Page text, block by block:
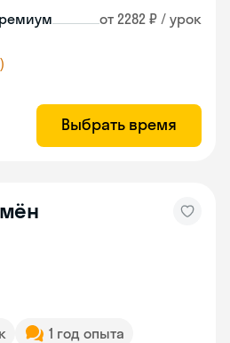
от 2282 ₽ / урок
Выбрать время
1 год опыта